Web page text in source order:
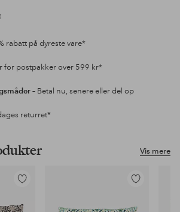
rabatt på dyreste vare*
for postpakker over 599 kr*
– Betal nu, senere eller del op
returret*
Vis mere
Tilføj
favoritter
Tilføj
favoritter